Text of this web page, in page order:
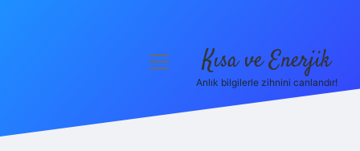
menüyü
Kısa ve Enerjik
Anlık bilgilerle zihnini canlandır!